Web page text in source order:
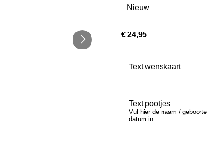
Nieuw
€ 24,95
Text wenskaart
Text pootjes
Vul hier de naam / geboorte
datum in.